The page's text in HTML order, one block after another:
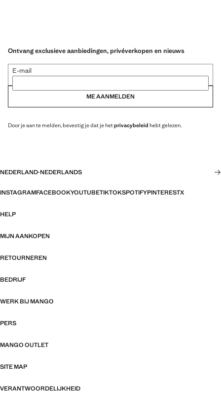
Ontvang exclusieve aanbiedingen, privéverkopen en nieuws
E-mail
ME AANMELDEN
Door je aan te melden, bevestig je dat je hetprivacybeleid hebt gelezen.
NEDERLAND·NEDERLANDS
INSTAGRAMFACEBOOKYOUTUBETIKTOKSPOTIFYPINTERESTX
HELP
MIJN AANKOPEN
RETOURNEREN
BEDRIJF
WERK BIJ MANGO
PERS
MANGO OUTLET
SITE MAP
VERANTWOORDELIJKHEID